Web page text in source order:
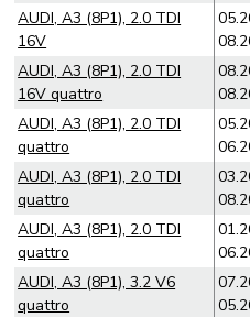
AUDI, A3 (8P1), 2.0 TDI
16V
AUDI, A3 (8P1), 2.0 TDI
16V quattro
AUDI, A3 (8P1), 2.0 TDI
quattro
AUDI, A3 (8P1), 2.0 TDI
quattro
AUDI, A3 (8P1), 2.0 TDI
quattro
AUDI, A3 (8P1), 3.2 V6
quattro